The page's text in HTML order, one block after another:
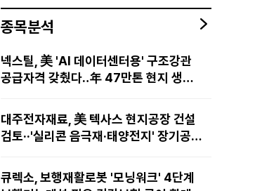
종목분석
넥스틸, 美 'AI 데이터센터용' 구조강관
공급자격 갖췄다‥年 47만톤 현지 생산
대주전자재료, 美 텍사스 현지공장 건설
검토··'실리콘 음극재·태양전지' 장기공급
큐렉소, 보행재활로봇 '모닝워크' 4단계